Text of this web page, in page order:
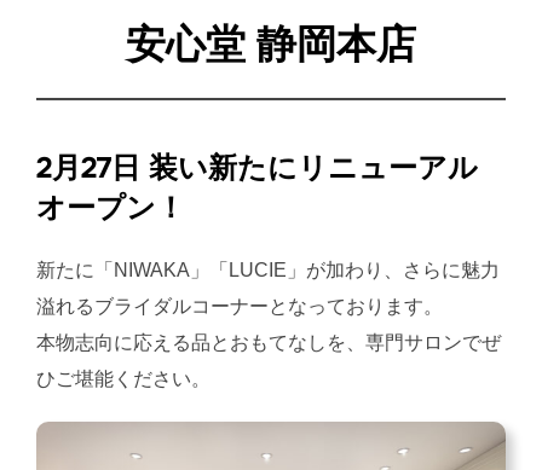
安心堂 静岡本店
2月27日 装い新たにリニューアル
オープン！
新たに「NIWAKA」「LUCIE」が加わり、さらに魅力
溢れるブライダルコーナーとなっております。
本物志向に応える品とおもてなしを、専門サロンでぜ
ひご堪能ください。